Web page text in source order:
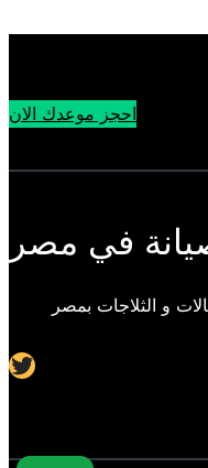
احجز موعدك الان
في مصر
و الثلاجات بمصر
Twitter